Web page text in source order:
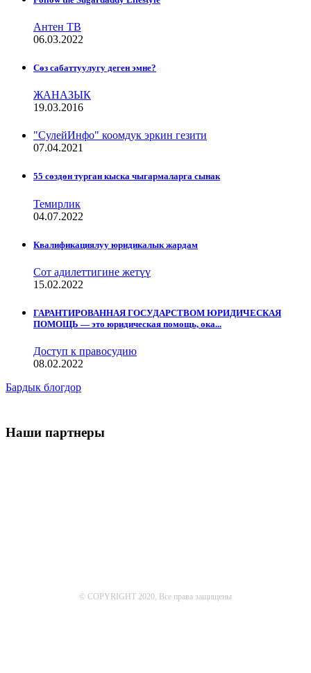
Антен ТВ
06.03.2022
Сѳз сабаттуулугу деген эмне?
ЖАНАЗЫК
19.03.2016
"СулейИнфо" коомдук эркин гезити
07.04.2021
55 сөздөн турган кыска чыгармаларга сынак
Темирлик
04.07.2022
Квалификациялуу юридикалык жардам
Сот адилеттигине жетүү
15.02.2022
ГАРАНТИРОВАННАЯ ГОСУДАРСТВОМ ЮРИДИЧЕСКАЯ
ПОМОЩЬ — это юридическая помощь, ока...
Доступ к правосудию
08.02.2022
Бардык блогдор
Наши партнеры
© COPYRIGHT 2020, Все права защищены